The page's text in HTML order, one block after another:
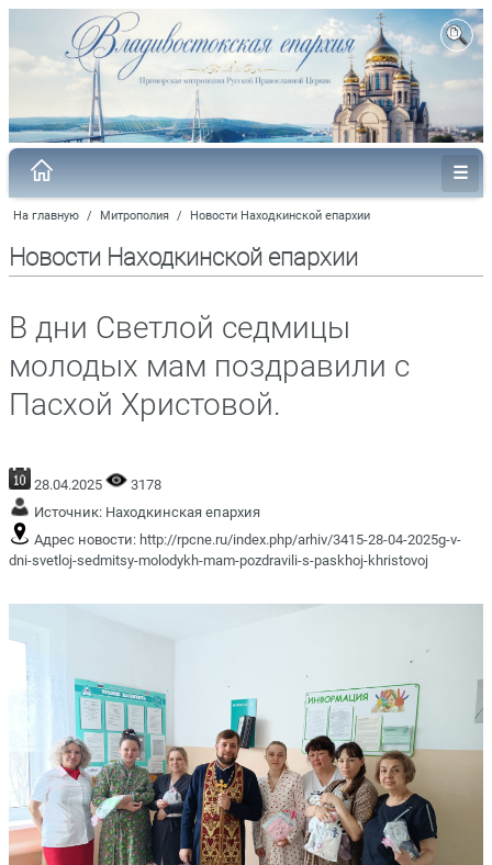
На главную / Митрополия / Новости Находкинской епархии
Новости Находкинской епархии
В дни Светлой седмицы
молодых мам поздравили с
Пасхой Христовой.
28.04.2025
3178
Источник: Находкинская епархия
Адрес новости: http://rpcne.ru/index.php/arhiv/3415-28-04-2025g-v-
dni-svetloj-sedmitsy-molodykh-mam-pozdravili-s-paskhoj-khristovoj